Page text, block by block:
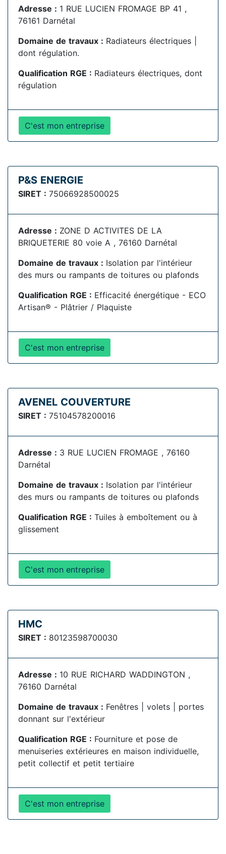
Adresse : 1 RUE LUCIEN FROMAGE BP 41 ,
76161 Darnétal
Domaine de travaux : Radiateurs électriques |
dont régulation.
Qualification RGE : Radiateurs électriques, dont
régulation
C'est mon entreprise
P&S ENERGIE
SIRET : 75066928500025
Adresse : ZONE D ACTIVITES DE LA
BRIQUETERIE 80 voie A , 76160 Darnétal
Domaine de travaux : Isolation par l'intérieur
des murs ou rampants de toitures ou plafonds
Qualification RGE : Efficacité énergétique - ECO
Artisan® - Plâtrier / Plaquiste
C'est mon entreprise
AVENEL COUVERTURE
SIRET : 75104578200016
Adresse : 3 RUE LUCIEN FROMAGE , 76160
Darnétal
Domaine de travaux : Isolation par l'intérieur
des murs ou rampants de toitures ou plafonds
Qualification RGE : Tuiles à emboîtement ou à
glissement
C'est mon entreprise
HMC
SIRET : 80123598700030
Adresse : 10 RUE RICHARD WADDINGTON ,
76160 Darnétal
Domaine de travaux : Fenêtres | volets | portes
donnant sur l'extérieur
Qualification RGE : Fourniture et pose de
menuiseries extérieures en maison individuelle,
petit collectif et petit tertiaire
C'est mon entreprise